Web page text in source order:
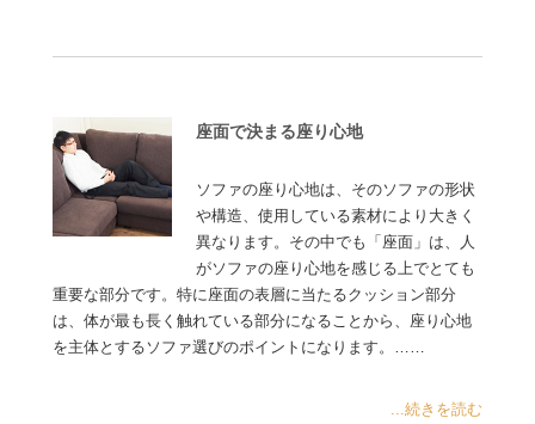
座面で決まる座り心地
ソファの座り心地は、そのソファの形状
や構造、使用している素材により大きく
異なります。その中でも「座面」は、人
がソファの座り心地を感じる上でとても
重要な部分です。特に座面の表層に当たるクッション部分
は、体が最も長く触れている部分になることから、座り心地
を主体とするソファ選びのポイントになります。……
...続きを読む